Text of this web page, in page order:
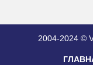
2004-2024 ©